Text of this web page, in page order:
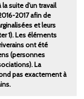
suite d’un travail
2017 afin de
et leurs
1). Les éléments
ont été
(personnes
La
pas exactement à